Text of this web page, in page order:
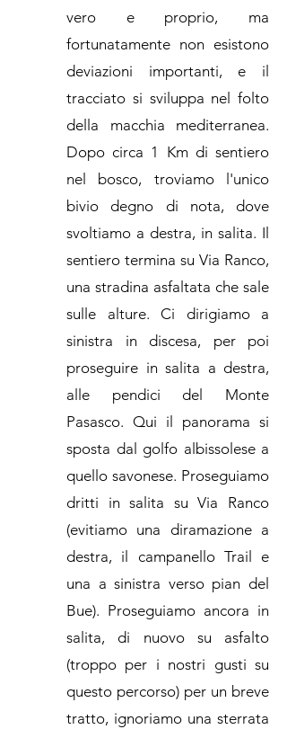
vero e proprio, ma
fortunatamente non esistono
deviazioni importanti, e il
tracciato si sviluppa nel folto
della macchia mediterranea.
Dopo circa 1 Km di sentiero
nel bosco, troviamo l'unico
bivio degno di nota, dove
svoltiamo a destra, in salita. Il
sentiero termina su Via Ranco,
una stradina asfaltata che sale
sulle alture. Ci dirigiamo a
sinistra in discesa, per poi
proseguire in salita a destra,
alle pendici del Monte
Pasasco. Qui il panorama si
sposta dal golfo albissolese a
quello savonese. Proseguiamo
dritti in salita su Via Ranco
(evitiamo una diramazione a
destra, il campanello Trail e
una a sinistra verso pian del
Bue). Proseguiamo ancora in
salita, di nuovo su asfalto
(troppo per i nostri gusti su
questo percorso) per un breve
tratto, ignoriamo una sterrata